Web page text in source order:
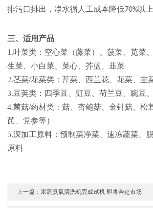
排污口排出，净水循 人工成本降低70%以上
三、适用产品
1.叶菜类 ： 空心菜（藤菜）、菠菜、苋菜
生菜、小白菜、菜心、芥蓝、韭菜
2.茎菜/花菜类 ：芹菜、西兰花、花菜、韭
3.豆荚类 ： 四季豆、豇豆、荷兰豆、豌豆
4.菌菇/药材类 ：菇、杏鲍菇、金针菇、松
芪、党参等）
5.深加工原料 ：预制菜净菜、速冻蔬菜、
原料
上一篇：果蔬臭氧清洗机完成试机 即将奔赴市场